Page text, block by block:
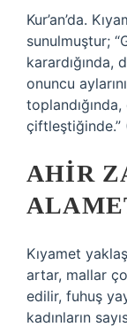
Kur’an’da.
sunulmuştur;
karardığında,
onuncu
çiftleştiğinde.”
AHIR
Kıyamet
artar, mallar
edilir, fuhuş
kadınların